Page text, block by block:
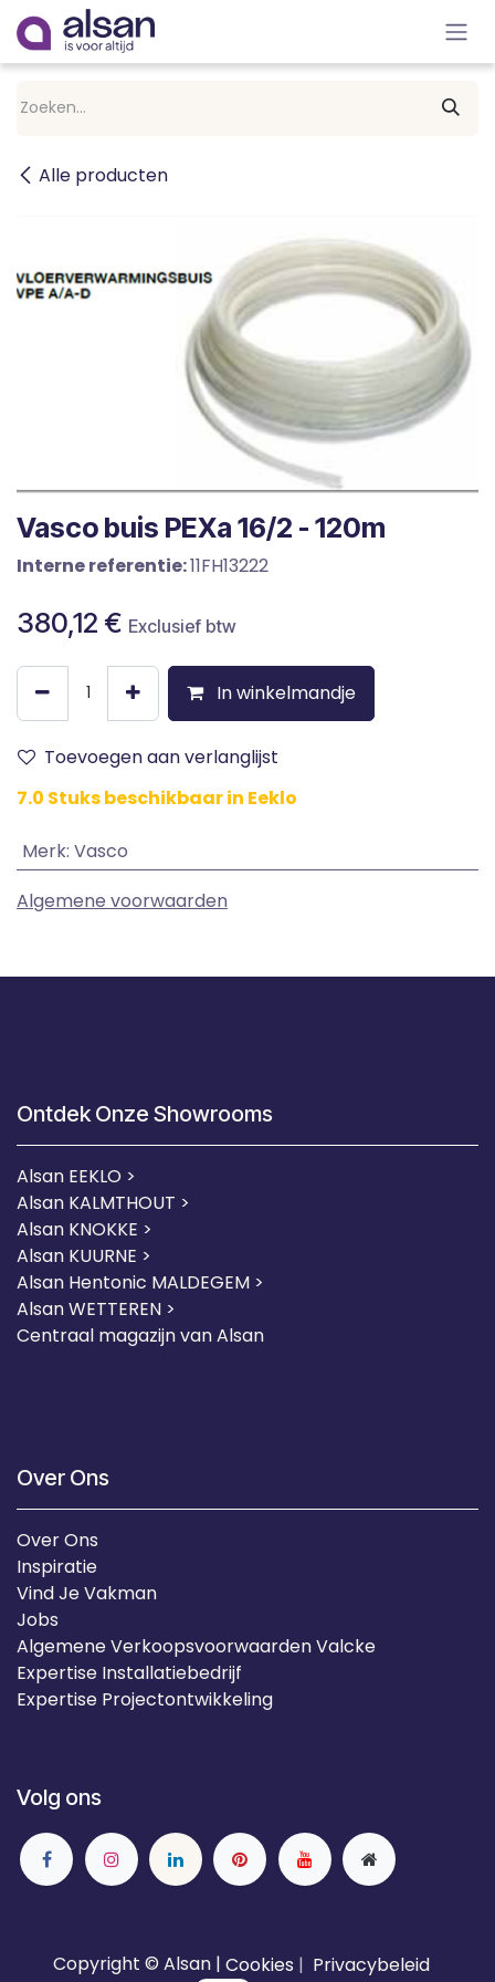
Overslaan naar inhoud
Alle producten
Vasco buis PEXa 16/2 - 120m
Interne referentie:11FH13222
380,12 € Exclusief btw
In winkelmandje
Toevoegen aan verlanglijst
7.0 Stuks beschikbaar in Eeklo
Merk: Vasco
Algemene voorwaarden
Ontdek Onze Showrooms
Alsan EEKLO >
Alsan KALMTHOUT >
Alsan KNOKKE >
Alsan KUURNE >
Alsan Hentonic MALDEGEM >
Alsan WETTEREN >
Centraal magazijn van Alsan
Over Ons
Over Ons
Inspiratie
Vind Je Vakman
Jobs
Algemene Verkoopsvoorwaarden Valcke
Expertise Installatiebedrijf
Expertise Projectontwikkeling
Volg ons
Copyright © Alsan | Cookies | Privacybeleid